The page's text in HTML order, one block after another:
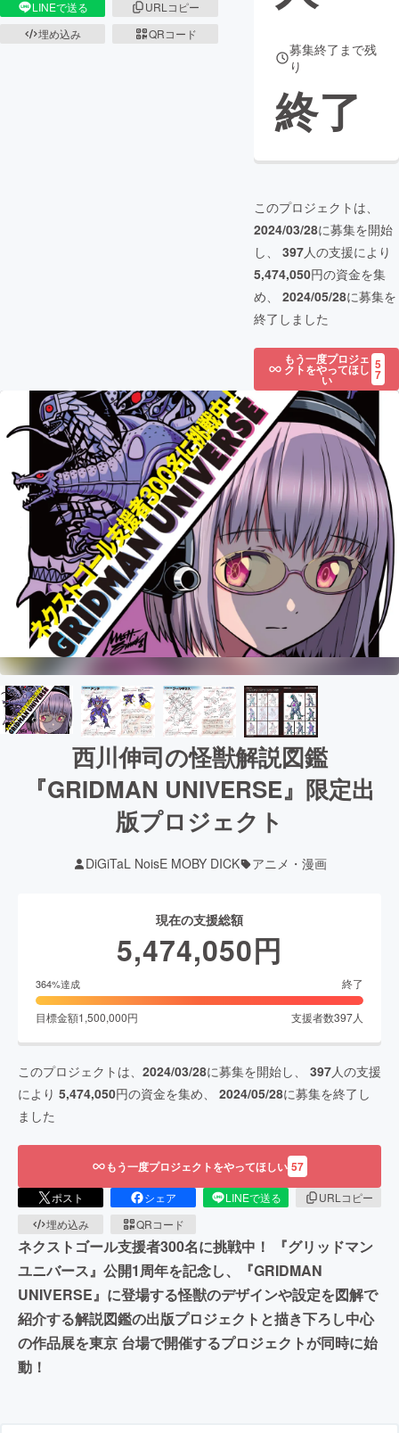
LINEで送る
URLコピー
埋め込み
QRコード
募集終了まで残
り
終了
このプロジェクトは、
2024/03/28に募集を開始
し、 397人の支援により
5,474,050円の資金を集
め、 2024/05/28に募集を
終了しました
もう一度プロジェ
クトをやってほし
い
5
7
西川伸司の怪獣解説図鑑
『GRIDMAN UNIVERSE』限定出
版プロジェクト
DiGiTaL NoisE MOBY DICK アニメ・漫画
現在の支援総額
5,474,050円
364%達成 終了
目標金額1,500,000円 支援者数397人
このプロジェクトは、 2024/03/28に募集を開始し、 397人の支援
により 5,474,050円の資金を集め、 2024/05/28に募集を終了し
ました
もう一度プロジェクトをやってほしい 57
ポスト シェア LINEで送る
URLコピー
埋め込み
QRコード
ネクストゴール支援者300名に挑戦中！ 『グリッドマン
ユニバース』公開1周年を記念し、『GRIDMAN
UNIVERSE』に登場する怪獣のデザインや設定を図解で
紹介する解説図鑑の出版プロジェクトと描き下ろし中心
の作品展を東京 台場で開催するプロジェクトが同時に始
動！